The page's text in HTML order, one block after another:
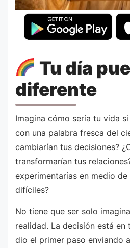
Tu día
diferente
Imagina cómo sería tu vida
con una palabra fresca del
cambiarían tus decisiones?
transformarían tus
experimentarías en medio
difíciles?
No tiene que ser solo
realidad. La decisión está en
dio el primer paso enviando